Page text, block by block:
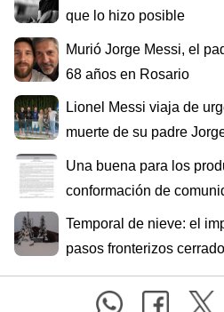
que lo hizo posible
Murió Jorge Messi, el
68 años en Rosario
Lionel Messi viaja de
muerte de su padre
Una buena para los
conformación de
Temporal de nieve: el
pasos fronterizos